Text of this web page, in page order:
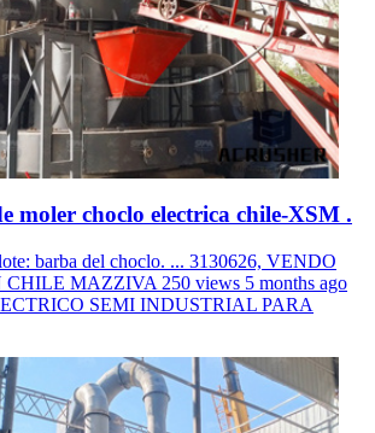
moler choclo electrica chile-XSM .
barba del choclo. ... 3130626, VENDO
MAZZIVA 250 views 5 months ago
SEMI INDUSTRIAL PARA